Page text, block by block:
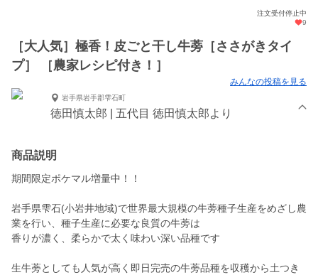
注文受付停止中
9
［大人気］極香！皮ごと干し牛蒡［ささがきタイ
プ］ ［農家レシピ付き！］
みんなの投稿を見る
岩手県岩手郡雫石町
徳田慎太郎 | 五代目 徳田慎太郎より
商品説明
期間限定ポケマル増量中！！
岩手県雫石(小岩井地域)で世界最大規模の牛蒡種子生産をめざし農
業を行い、種子生産に必要な良質の牛蒡は
香りが濃く、柔らかで太く味わい深い品種です
生牛蒡としても人気が高く即日完売の牛蒡品種を収穫から土つき